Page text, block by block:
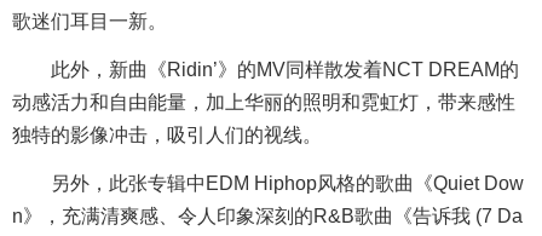
歌迷们耳目一新。
此外，新曲《Ridin’》的MV同样散发着NCT DREAM的
动感活力和自由能量，加上华丽的照明和霓虹灯，带来感性
独特的影像冲击，吸引人们的视线。
另外，此张专辑中EDM Hiphop风格的歌曲《Quiet Dow
n》，充满清爽感、令人印象深刻的R&B歌曲《告诉我 (7 Da